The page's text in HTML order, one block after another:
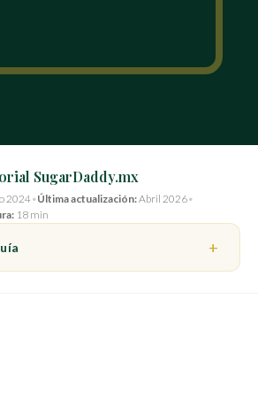
SugarDaddy.mx
2024• Última actualización:Abril 2026•
18 min